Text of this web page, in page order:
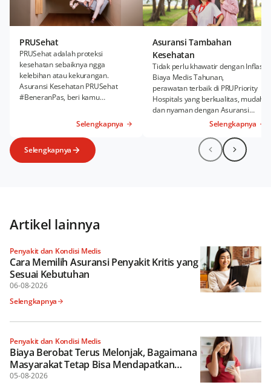
PRUSehat
PRUSehat adalah proteksi
kesehatan sebaiknya ngga
kelebihan atau kekurangan.
Asuransi Kesehatan PRUSehat
#BeneranPas, beri kamu
Rawat Jalan sesuai kebutuhanmu.
Selengkapnya
Asuransi Tambahan
Kesehatan
Tidak perlu khawatir dengan Inflasi
Biaya Medis Tahunan,
perawatan terbaik di PRUPriority
Hospitals yang berkualitas, mudah,
dan nyaman dengan Asuransi
Kesehatan Tambahan PRUWell
Selengkapnya
Selengkapnya
Artikel lainnya
Penyakit dan Kondisi Medis
Cara Memilih Asuransi Penyakit Kritis yang
Sesuai Kebutuhan
06-08-2026
Selengkapnya
Penyakit dan Kondisi Medis
Biaya Berobat Terus Melonjak, Bagaimana
Masyarakat Tetap Bisa Mendapatkan
Perlindungan Kesehatan yang Optimal?
05-08-2026